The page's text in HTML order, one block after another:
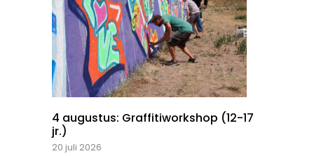
4 augustus: Graffitiworkshop (12-17
jr.)
20 juli 2026